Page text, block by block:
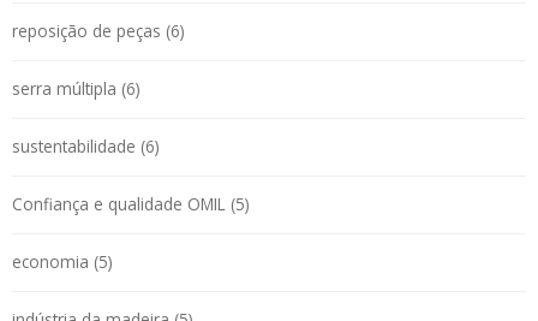
reposição de peças (6)
serra múltipla (6)
sustentabilidade (6)
Confiança e qualidade OMIL (5)
economia (5)